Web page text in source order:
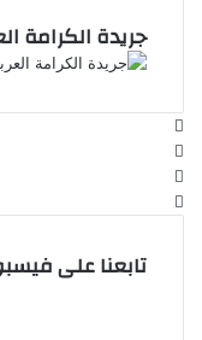
جريدة الكرامة
تابعنا على